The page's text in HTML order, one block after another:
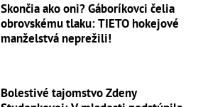
Skončia ako oni? Gáboríkovci čelia
obrovskému tlaku: TIETO hokejové
manželstvá neprežili!
Bolestivé tajomstvo Zdeny